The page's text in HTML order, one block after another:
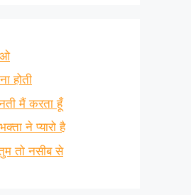
होती
मैं करता हूँ
ने प्यारो है
तो नसीब से